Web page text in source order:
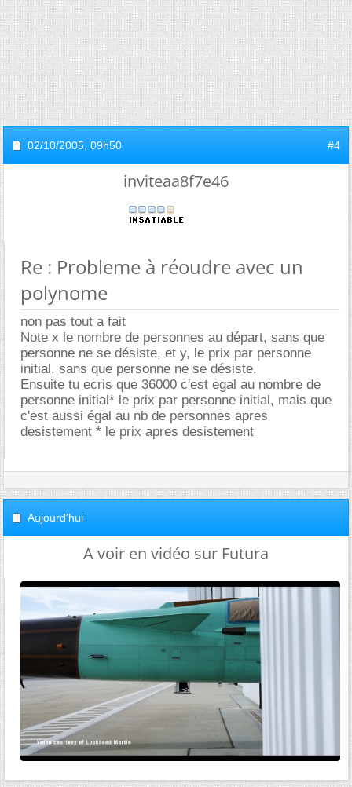
02/10/2005, 09h50 #4
inviteaa8f7e46
Re : Probleme à réoudre avec un
polynome
non pas tout a fait
Note x le nombre de personnes au départ, sans que
personne ne se désiste, et y, le prix par personne
initial, sans que personne ne se désiste.
Ensuite tu ecris que 36000 c'est egal au nombre de
personne initial* le prix par personne initial, mais que
c'est aussi égal au nb de personnes apres
desistement * le prix apres desistement
Aujourd'hui
A voir en vidéo sur Futura